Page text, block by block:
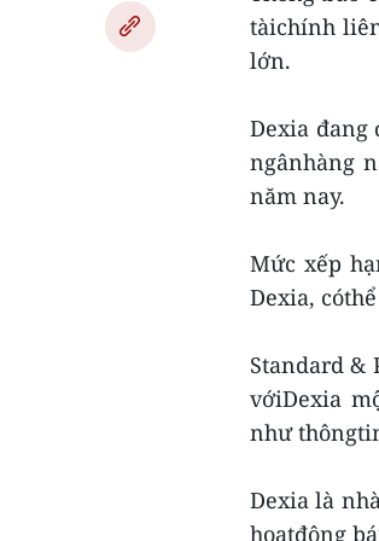
tàichính
lớn.
Dexia đang
ngânhàng
năm nay.
Mức xếp
Dexia,
Standard &
vớiDexia
như
Dexia là
hoạtđộng